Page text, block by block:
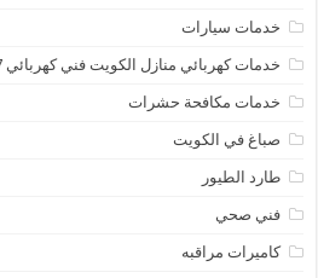
خدمات سيارات
خدمات كهربائي منازل الكويت فني كهربائي 97446767
خدمات مكافحة حشرات
صباغ في الكويت
طارد الطيور
فني صحي
كاميرات مراقبه